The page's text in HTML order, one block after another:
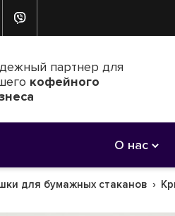
партнер для
кофейного
О нас
для бумажных стаканов